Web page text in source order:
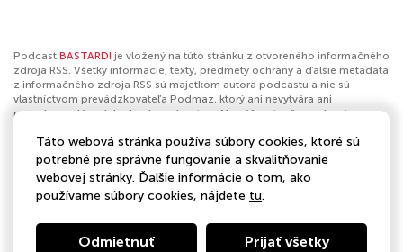
Podcast BASTARDI je vložený na túto stránku z otvoreného informačného
zdroja RSS. Všetky informácie, texty, predmety ochrany a ďalšie metadáta
z informačného zdroja RSS sú majetkom autora podcastu a nie sú
vlastníctvom prevádzkovateľa Podmaz, ktorý ani nevytvára ani
nezodpovedá za ich obsah podcastov. Ak máš za to, že podcast
obsah. Ak je toto tvoj podcast a chceš získať kontrolu nad týmto profilom
klikni sem.
Autor:BAUER MEDIA Slovakia
Kategórie:
Táto webová stránka používa súbory cookies, ktoré sú
potrebné pre správne fungovanie a skvalitňovanie
webovej stránky. Ďalšie informácie o tom, ako
používame súbory cookies, nájdete tu.
Odmietnuť Prijať všetky